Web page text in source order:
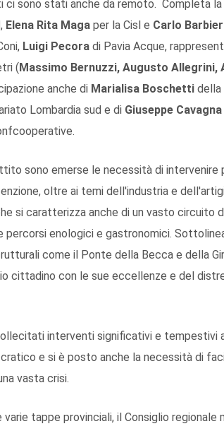
ci sono stati anche da remoto. Completa
Elena Rita Maga per la Cisl e Carlo
Luigi Pecora di Pavia Acque,
( Massimo Bernuzzi, Augusto Allegrini,
anche di Marialisa Boschetti della
Lombardia sud e di Giuseppe
sono emerse le necessità di intervenire
oltre ai temi dell'industria e
si caratterizza anche di un vasto circuito
percorsi enologici e gastronomici.
come il Ponte della Becca e della
cittadino con le sue eccellenze e del
interventi significativi e tempestivi
e si è posto anche la necessità di
vasta crisi.
varie tappe provinciali, il Consiglio